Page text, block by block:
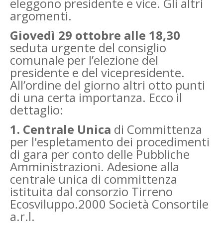
argomenti.
Giovedì 29 ottobre alle 18,30
seduta urgente del consiglio
comunale per l’elezione del
presidente e del vicepresidente.
All’ordine del giorno altri otto punti
di una certa importanza. Ecco il
dettaglio:
1. Centrale Unica di Committenza
per l'espletamento dei procedimenti
di gara per conto delle Pubbliche
Amministrazioni. Adesione alla
centrale unica di committenza
istituita dal consorzio Tirreno
Ecosviluppo.2000 Società Consortile
a.r.l.